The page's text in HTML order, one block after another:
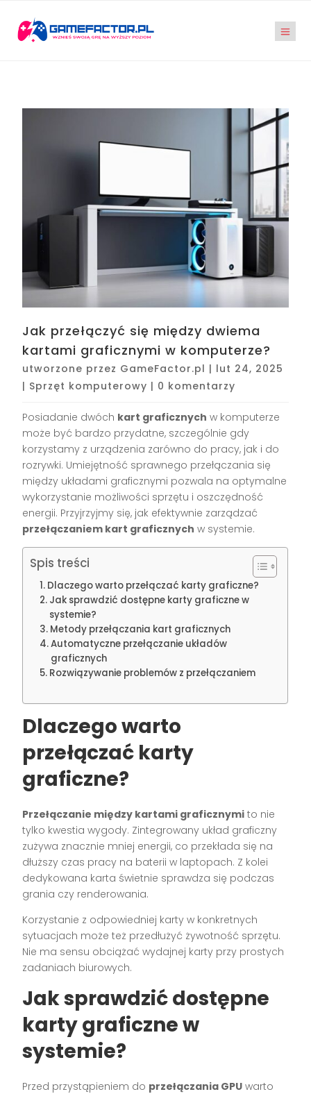
Jak przełączyć się między dwiema
kartami graficznymi w komputerze?
utworzone przez GameFactor.pl | lut 24, 2025
| Sprzęt komputerowy | 0 komentarzy
Posiadanie dwóch kart graficznych w komputerze
może być bardzo przydatne, szczególnie gdy
korzystamy z urządzenia zarówno do pracy, jak i do
rozrywki. Umiejętność sprawnego przełączania się
między układami graficznymi pozwala na optymalne
wykorzystanie możliwości sprzętu i oszczędność
energii. Przyjrzyjmy się, jak efektywnie zarządzać
przełączaniem kart graficznych w systemie.
Spis treści
Dlaczego warto przełączać karty graficzne?
Jak sprawdzić dostępne karty graficzne w
systemie?
Metody przełączania kart graficznych
Automatyczne przełączanie układów
graficznych
Rozwiązywanie problemów z przełączaniem
Dlaczego warto
przełączać karty
graficzne?
Przełączanie między kartami graficznymi to nie
tylko kwestia wygody. Zintegrowany układ graficzny
zużywa znacznie mniej energii, co przekłada się na
dłuższy czas pracy na baterii w laptopach. Z kolei
dedykowana karta świetnie sprawdza się podczas
grania czy renderowania.
Korzystanie z odpowiedniej karty w konkretnych
sytuacjach może też przedłużyć żywotność sprzętu.
Nie ma sensu obciążać wydajnej karty przy prostych
zadaniach biurowych.
Jak sprawdzić dostępne
karty graficzne w
systemie?
Przed przystąpieniem do przełączania GPU warto